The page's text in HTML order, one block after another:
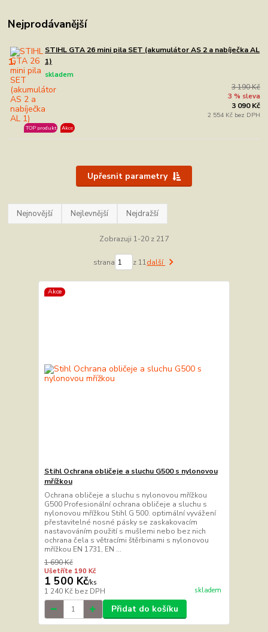
Nejprodávanější
1.
STIHL GTA 26 mini pila SET (akumulátor AS 2 a nabíječka AL
1)
skladem
TOP produkt Akce
3 190 Kč
3 % sleva
3 090 Kč
2 554 Kč bez DPH
Upřesnit parametry
Nejnovější Nejlevnější Nejdražší
Zobrazuji 1-20 z 217
strana z 11další
Akce
Stihl Ochrana obličeje a sluchu G500 s nylonovou
mřížkou
Ochrana obličeje a sluchu s nylonovou mřížkou
G500 Profesionální ochrana obličeje a sluchu s
nylonovou mřížkou Stihl G 500. optimální vyvážení
přestavitelné nosné pásky se zaskakovacím
nastavováním použití s mušlemi nebo bez nich
ochrana čela s větracími štěrbinami s nylonovou
mřížkou EN 1731, EN ...
1 690 Kč
Ušetříte 190 Kč
1 500 Kč/ks
1 240 Kč bez DPH skladem
Přidat do košíku